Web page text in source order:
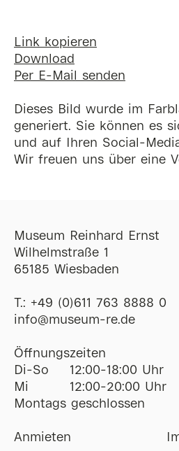
Link kopieren
Download
Per E-Mail senden
Dieses Bild wurde im
generiert. Sie können es
und auf Ihren Social-
Wir freuen uns über eine
Museum Reinhard Ernst
Wilhelmstraße 1
65185 Wiesbaden
T.: +49 (0)611 763 8888 0
ofni@museum-re de
Öffnungszeiten
Di-So
12:00-18:00 Uhr
Mi
12:00-20:00 Uhr
Montags geschlossen
Anmieten